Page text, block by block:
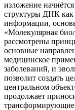
изложение
структуры ДНК как
информации,
«Молекулярная
рассмотрены
основные
медицинское
заболеваний, и
позволит создать
центральном
продолжает
трансформирующие